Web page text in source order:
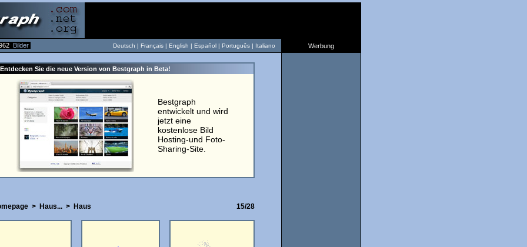
Bilder Deutsch | Français | English | Español | Português | Italiano
Werbung
Sie die neue Version von Bestgraph in Beta!
Bestgraph
entwickelt und wird
jetzt eine
kostenlose Bild
Hosting-und Foto-
Sharing-Site.
> Haus... > Haus 15/28